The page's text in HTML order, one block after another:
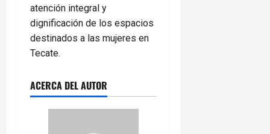
atención integral y
dignificación de los espacios
destinados a las mujeres en
Tecate.
ACERCA DEL AUTOR